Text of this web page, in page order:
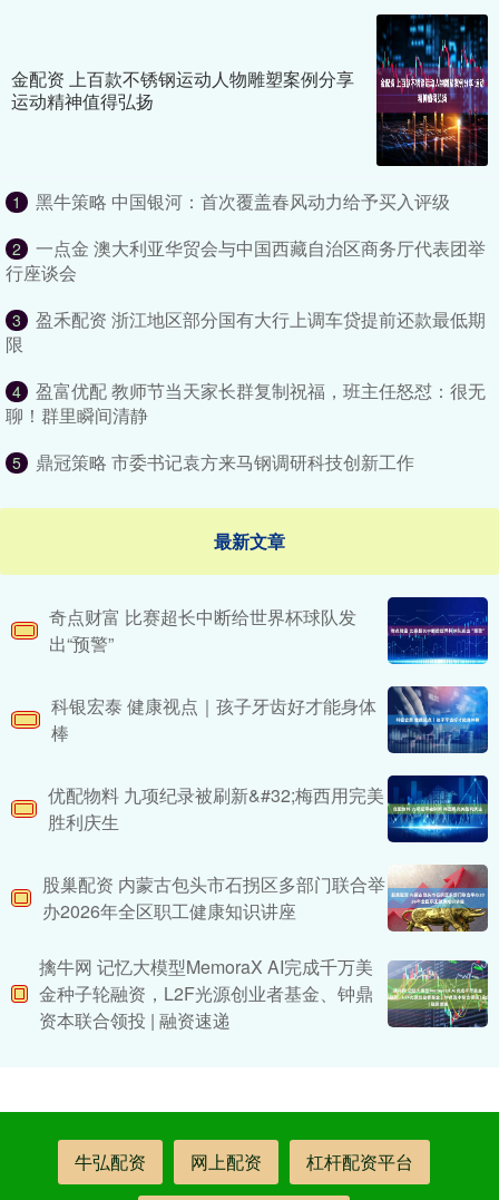
金配资 上百款不锈钢运动人物雕塑案例分享
运动精神值得弘扬
1 黑牛策略 中国银河：首次覆盖春风动力给予买入评级
2
一点金 澳大利亚华贸会与中国西藏自治区商务厅代表团举
行座谈会
3
盈禾配资 浙江地区部分国有大行上调车贷提前还款最低期
限
4
盈富优配 教师节当天家长群复制祝福，班主任怒怼：很无
聊！群里瞬间清静
5 鼎冠策略 市委书记袁方来马钢调研科技创新工作
最新文章
奇点财富 比赛超长中断给世界杯球队发
出“预警”
科银宏泰 健康视点｜孩子牙齿好才能身体
棒
优配物料 九项纪录被刷新&#32;梅西用完美
胜利庆生
股巢配资 内蒙古包头市石拐区多部门联合举
办2026年全区职工健康知识讲座
擒牛网 记忆大模型MemoraX AI完成千万美
金种子轮融资，L2F光源创业者基金、钟鼎
资本联合领投 | 融资速递
牛弘配资 网上配资 杠杆配资平台